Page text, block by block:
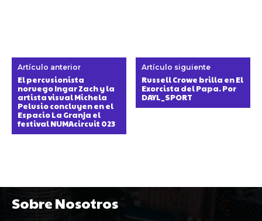
Artículo anterior
El percusionista
noruego Ingar Zach y la
artista visual Michela
Pelusio concluyen en el
Espacio La Granja el
festival NUMAcircuit 023
Artículo siguiente
Russell Crowe brilla en El
Exorcista del Papa. Por
DAYL_SPORT
Sobre Nosotros